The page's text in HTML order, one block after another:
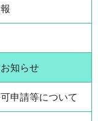
知らせ
申請等について